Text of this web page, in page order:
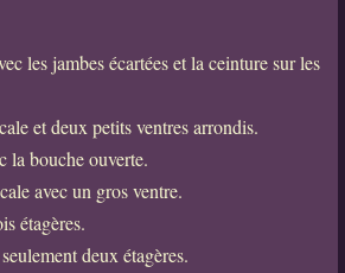
les jambes écartées et la ceinture sur les
et deux petits ventres arrondis.
la bouche ouverte.
avec un gros ventre.
étagères.
deux étagères.